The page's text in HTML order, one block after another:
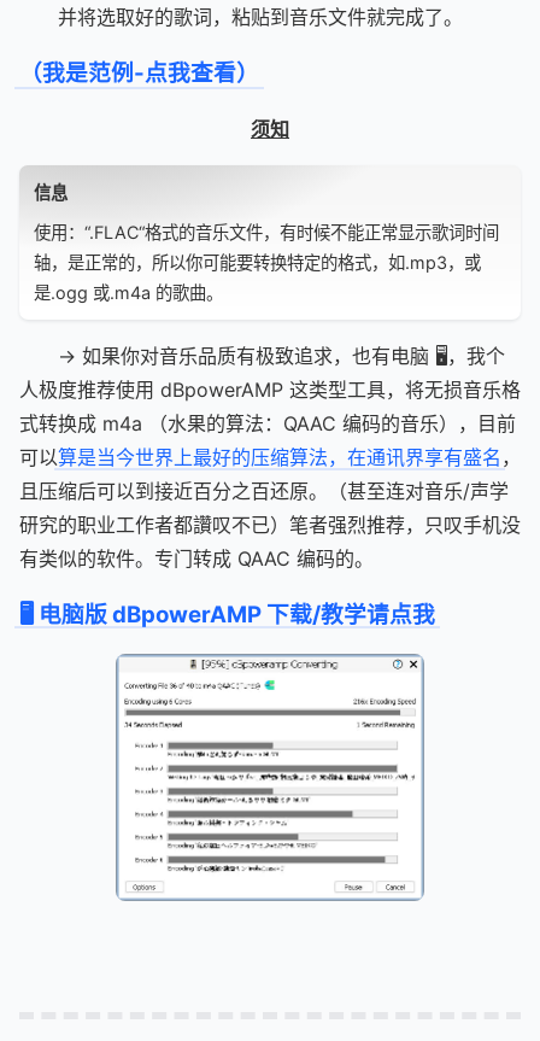
并将选取好的歌词，粘贴到音乐文件就完成了。
（我是范例-点我查看）
须知
信息
使用：“.FLAC“格式的音乐文件，有时候不能正常显示歌词时间
轴，是正常的，所以你可能要转换特定的格式，如.mp3，或
是.ogg 或.m4a 的歌曲。
→ 如果你对音乐品质有极致追求，也有电脑 🖥️，我个
人极度推荐使用 dBpowerAMP 这类型工具，将无损音乐格
式转换成 m4a （水果的算法：QAAC 编码的音乐），目前
可以算是当今世界上最好的压缩算法，在通讯界享有盛名 ，
且压缩后可以到接近百分之百还原。（甚至连对音乐/声学
研究的职业工作者都讚叹不已）笔者强烈推荐，只叹手机没
有类似的软件。专门转成 QAAC 编码的。
🖥️ 电脑版 dBpowerAMP 下载/教学请点我